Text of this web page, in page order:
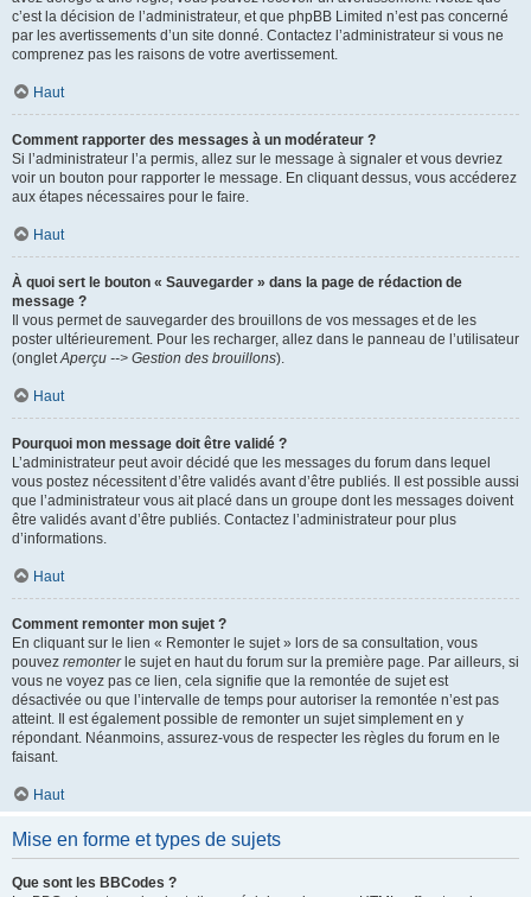
c’est la décision de l’administrateur, et que phpBB Limited n’est pas concerné
par les avertissements d’un site donné. Contactez l’administrateur si vous ne
comprenez pas les raisons de votre avertissement.
Haut
Comment rapporter des messages à un modérateur ?
Si l’administrateur l’a permis, allez sur le message à signaler et vous devriez
voir un bouton pour rapporter le message. En cliquant dessus, vous accéderez
aux étapes nécessaires pour le faire.
Haut
À quoi sert le bouton « Sauvegarder » dans la page de rédaction de
message ?
Il vous permet de sauvegarder des brouillons de vos messages et de les
poster ultérieurement. Pour les recharger, allez dans le panneau de l’utilisateur
(ongletAperçu --> Gestion des brouillons).
Haut
Pourquoi mon message doit être validé ?
L’administrateur peut avoir décidé que les messages du forum dans lequel
vous postez nécessitent d’être validés avant d’être publiés. Il est possible aussi
que l’administrateur vous ait placé dans un groupe dont les messages doivent
être validés avant d’être publiés. Contactez l’administrateur pour plus
d’informations.
Haut
Comment remonter mon sujet ?
En cliquant sur le lien « Remonter le sujet » lors de sa consultation, vous
pouvez remonterle sujet en haut du forum sur la première page. Par ailleurs, si
vous ne voyez pas ce lien, cela signifie que la remontée de sujet est
désactivée ou que l’intervalle de temps pour autoriser la remontée n’est pas
atteint. Il est également possible de remonter un sujet simplement en y
répondant. Néanmoins, assurez-vous de respecter les règles du forum en le
faisant.
Haut
Mise en forme et types de sujets
Que sont les BBCodes ?